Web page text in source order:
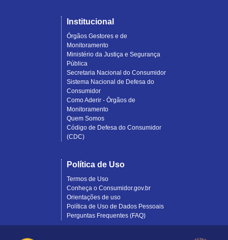
Institucional
Órgãos Gestores e de
Monitoramento
Ministério da Justiça e Segurança
Pública
Secretaria Nacional do Consumidor
Sistema Nacional de Defesa do
Consumidor
Como Aderir - Órgãos de
Monitoramento
Quem Somos
Código de Defesa do Consumidor
(CDC)
Política de Uso
Termos de Uso
Conheça o Consumidor.gov.br
Orientações de uso
Política de Uso de Dados Pessoais
Perguntas Frequentes (FAQ)